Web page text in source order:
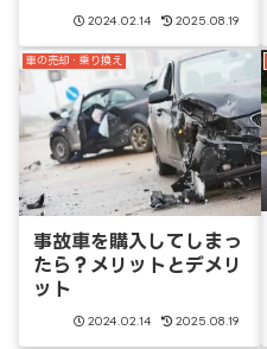
2024.02.14 2025.08.19
車の売却・乗り換え
事故車を購入してしまっ
たら？メリットとデメリ
ット
2024.02.14 2025.08.19